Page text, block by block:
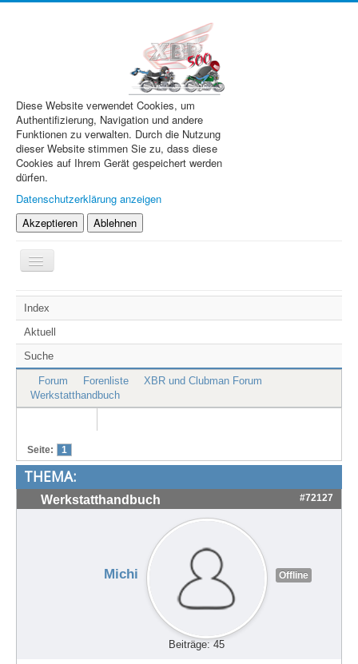
Diese Website verwendet Cookies, um
Authentifizierung, Navigation und andere
Funktionen zu verwalten. Durch die Nutzung
dieser Website stimmen Sie zu, dass diese
Cookies auf Ihrem Gerät gespeichert werden
dürfen.
Datenschutzerklärung anzeigen
Akzeptieren
Ablehnen
Navigation
an/aus
XBR.de
Technik
Forum
Treffen & Touren
Cafe-Ecke
Index
Aktuell
Suche
Forum Forenliste
XBR und Clubman Forum
Werkstatthandbuch
Seite: 1
THEMA:
Werkstatthandbuch #72127
Michi Offline
Beiträge: 45